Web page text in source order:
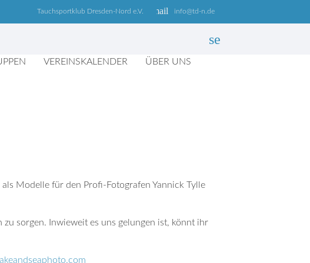
email info@td-n.de
Tauchsportklub Dresden-Nord e.V.
VEREINSKALENDER ÜBER UNS
search
Modelle für den Profi-Fotografen Yannick Tylle
sorgen. Inwieweit es uns gelungen ist, könnt ihr